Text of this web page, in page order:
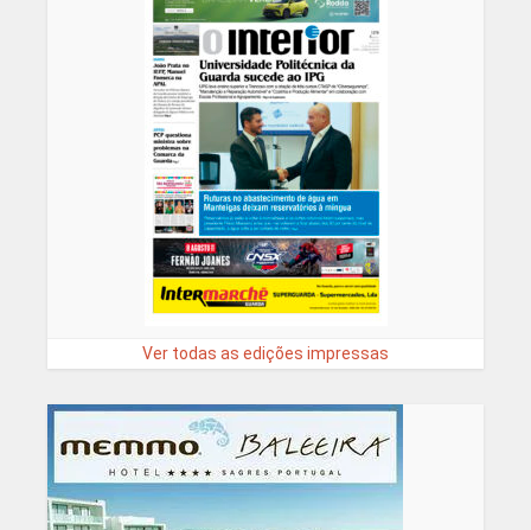
Ver todas as edições impressas